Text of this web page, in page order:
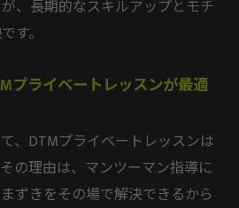
DTM学習継続術を伝授
でモチベーションを維持する
折を防ぐDTM学習ステップ
とSNSを活用した進捗管理術
ルアップできる学習のコツ
、長期的なスキルアップとモチ
す。
プライベートレッスンが最適
、DTMプライベートレッスンは
の理由は、マンツーマン指導に
ずきをその場で解決できるから